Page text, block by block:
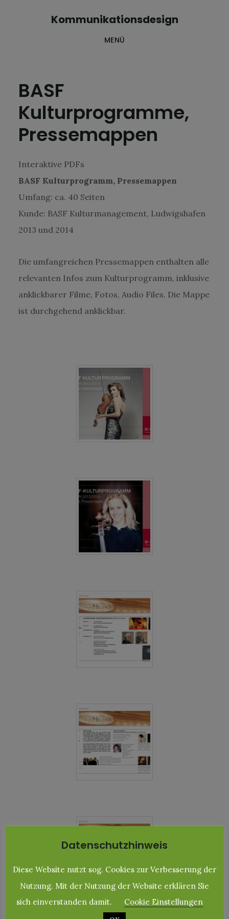
Kommunikationsdesign
MENÜ
BASF
Kulturprogramme,
Pressemappen
Interaktive PDFs
BASF Kulturprogramm, Pressemappen
Umfang: ca. 40 Seiten
Kunde: BASF Kulturmanagement, Ludwigshafen
2013 und 2014
Die umfangreichen Pressemappen enthalten alle
relevanten Infos zum Kulturprogramm, inklusive
anklickbarer Filme, Fotos, Audio Files. Die Mappe
ist durchgehend anklickbar.
Datenschutzhinweis
Diese Website nutzt sog. Cookies zur Verbesserung der
Nutzung. Mit der Nutzung der Website erklären Sie
sich einverstanden damit.
Cookie Einstellungen